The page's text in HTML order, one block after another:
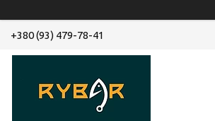
+380 (93) 479-78-41